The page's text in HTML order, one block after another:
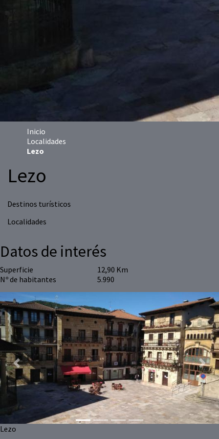
Inicio
Localidades
Lezo
Lezo
Destinos turísticos
Localidades
Datos de interés
Superficie
12,90 Km
Nº de habitantes
5.990
Lezo
Previous Next